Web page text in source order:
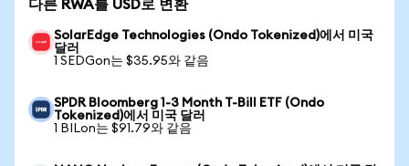
다른 RWA를 USD로 변환
SolarEdge Technologies (Ondo Tokenized)에서 미국
달러
1 SEDGon는 $35.95와 같음
SPDR Bloomberg 1-3 Month T-Bill ETF (Ondo
Tokenized)에서 미국 달러
1 BILon는 $91.79와 같음